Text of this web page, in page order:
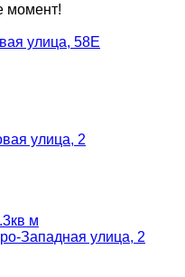
момент!
улица, 58Е
улица, 2
м
Западная улица, 2